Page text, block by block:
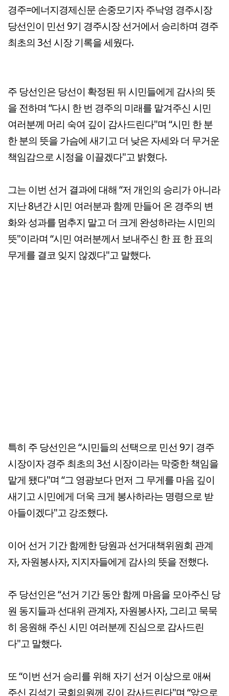
경주=에너지경제신문 손중모기자 주낙영 경주시장
당선인이 민선 9기 경주시장 선거에서 승리하며 경주
최초의 3선 시장 기록을 세웠다.
주 당선인은 당선이 확정된 뒤 시민들에게 감사의 뜻
을 전하며 “다시 한 번 경주의 미래를 맡겨주신 시민
여러분께 머리 숙여 깊이 감사드린다"며 “시민 한 분
한 분의 뜻을 가슴에 새기고 더 낮은 자세와 더 무거운
책임감으로 시정을 이끌겠다"고 밝혔다.
그는 이번 선거 결과에 대해 “저 개인의 승리가 아니라
지난 8년간 시민 여러분과 함께 만들어 온 경주의 변
화와 성과를 멈추지 말고 더 크게 완성하라는 시민의
뜻"이라며 “시민 여러분께서 보내주신 한 표 한 표의
무게를 결코 잊지 않겠다"고 말했다.
특히 주 당선인은 “시민들의 선택으로 민선 9기 경주
시장이자 경주 최초의 3선 시장이라는 막중한 책임을
맡게 됐다"며 “그 영광보다 먼저 그 무게를 마음 깊이
새기고 시민에게 더욱 크게 봉사하라는 명령으로 받
아들이겠다"고 강조했다.
이어 선거 기간 함께한 당원과 선거대책위원회 관계
자, 자원봉사자, 지지자들에게 감사의 뜻을 전했다.
주 당선인은 “선거 기간 동안 함께 마음을 모아주신 당
원 동지들과 선대위 관계자, 자원봉사자, 그리고 묵묵
히 응원해 주신 시민 여러분께 진심으로 감사드린
다"고 말했다.
또 “이번 선거 승리를 위해 자기 선거 이상으로 애써
주신 김석기 국회의원께 깊이 감사드린다"며 “앞으로